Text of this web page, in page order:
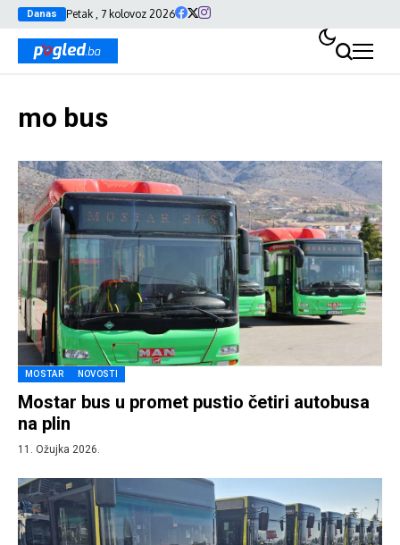
Danas Petak , 7 kolovoz 2026
mo bus
MOSTAR NOVOSTI
Mostar bus u promet pustio četiri autobusa
na plin
11. Ožujka 2026.